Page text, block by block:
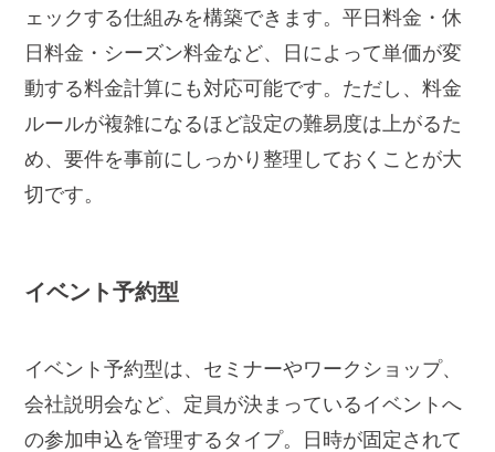
ェックする仕組みを構築できます。平日料金・休
日料金・シーズン料金など、日によって単価が変
動する料金計算にも対応可能です。ただし、料金
ルールが複雑になるほど設定の難易度は上がるた
め、要件を事前にしっかり整理しておくことが大
切です。
イベント予約型
イベント予約型は、セミナーやワークショップ、
会社説明会など、定員が決まっているイベントへ
の参加申込を管理するタイプ。日時が固定されて